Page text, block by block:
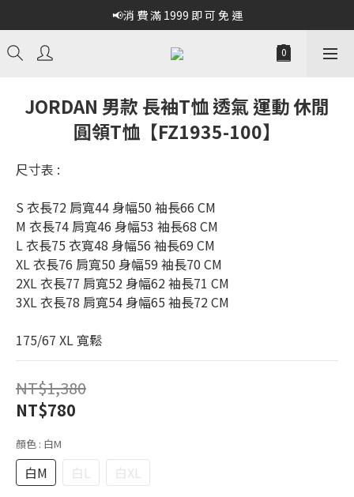
📢消 費 滿 1999 即 可 免 運
JORDAN 男款 長袖T恤 透氣 運動 休閒
圓領T恤【FZ1935-100】
尺寸表 :
S 衣長72 肩寬44 身幅50 袖長66 CM
M 衣長74 肩寬46 身幅53 袖長68 CM
L 衣長75 衣寬48 身幅56 袖長69 CM
XL 衣長76 肩寬50 身幅59 袖長70 CM
2XL 衣長77 肩寬52 身幅62 袖長71 CM
3XL 衣長78 肩寬54 身幅65 袖長72 CM
175/67 XL 寬鬆
NT$1,380
NT$780
顏色 : 白M
白M 白L 白XL